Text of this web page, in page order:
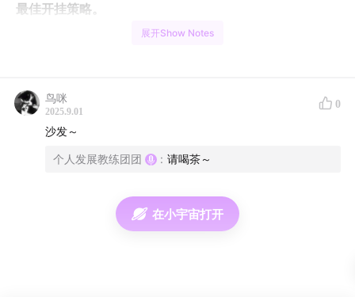
最佳开挂策略。
可以给到你启发和力量。
本期要点✍🏻
我从小学就知道自己想要当老师
煎熬时刻：梦想的结果往往是未知的，有些现实但
高待遇的选择却是确定的
展开Show Notes
鸟咪
2025.9.01
0
沙发～
个人发展教练团团 : 请喝茶～
在小宇宙打开